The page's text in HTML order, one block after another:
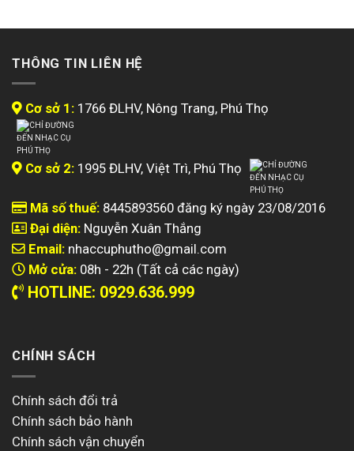
THÔNG TIN LIÊN HỆ
Cơ sở 1: 1766 ĐLHV, Nông Trang, Phú Thọ
Cơ sở 2: 1995 ĐLHV, Việt Trì, Phú Thọ
Mã số thuế: 8445893560 đăng ký ngày 23/08/2016
Đại diện: Nguyễn Xuân Thắng
Email: nhaccuphutho@gmail.com
Mở cửa: 08h - 22h (Tất cả các ngày)
HOTLINE: 0929.636.999
CHÍNH SÁCH
Chính sách đổi trả
Chính sách bảo hành
Chính sách vận chuyển